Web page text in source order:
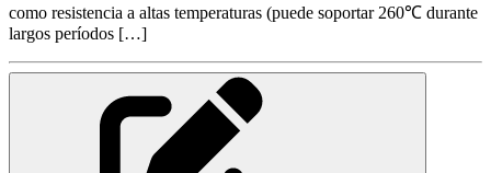
como resistencia a altas temperaturas (puede soportar 260℃ durante
largos períodos […]